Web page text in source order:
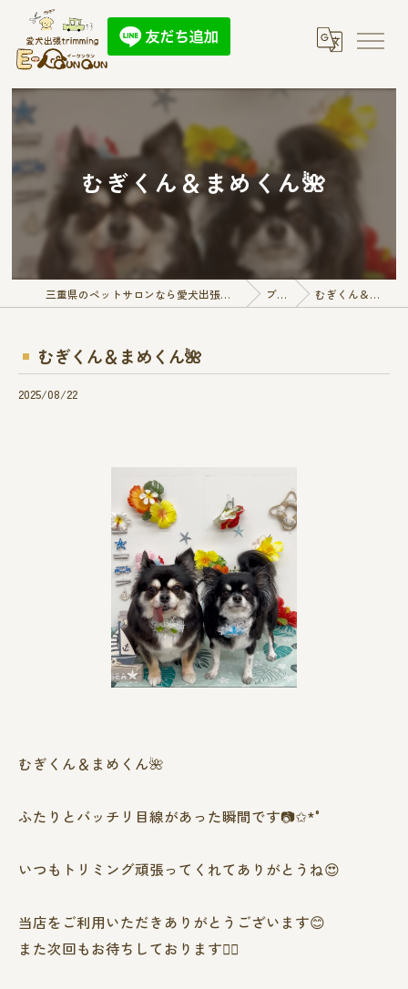
むぎくん＆まめくん🌺
三重県のペットサロンなら愛犬出張トリミング E-QunQun ブログ むぎくん＆まめくん🌺
むぎくん＆まめくん🌺
2025/08/22
むぎくん＆まめくん🌺
ふたりとバッチリ目線があった瞬間です📷✩*°
いつもトリミング頑張ってくれてありがとうね😍
当店をご利用いただきありがとうございます😊
また次回もお待ちしております❤️‍🔥